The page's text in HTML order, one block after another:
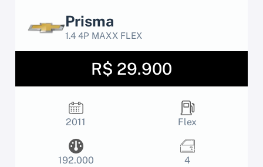
Prisma
1.4 4P MAXX FLEX
R$ 29.900
2011 Flex
192.000 4